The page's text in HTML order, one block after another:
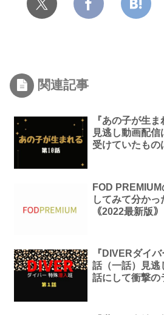
関連記事
『あの子が生ま
見逃し動画配
受けていたもの
FOD
してみて分かっ
｟2022最新版｠
『DIVERダイ
話（一話）見逃
話にして衝撃の